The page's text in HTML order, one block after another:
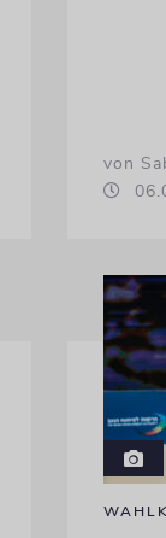
von